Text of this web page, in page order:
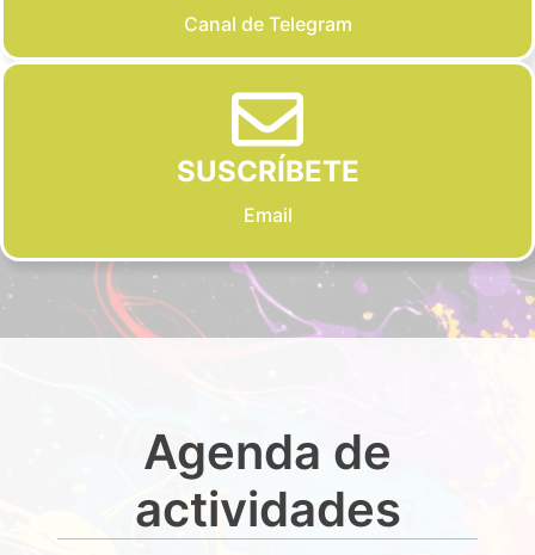
Canal de Telegram
SUSCRÍBETE
Email
Agenda de
actividades